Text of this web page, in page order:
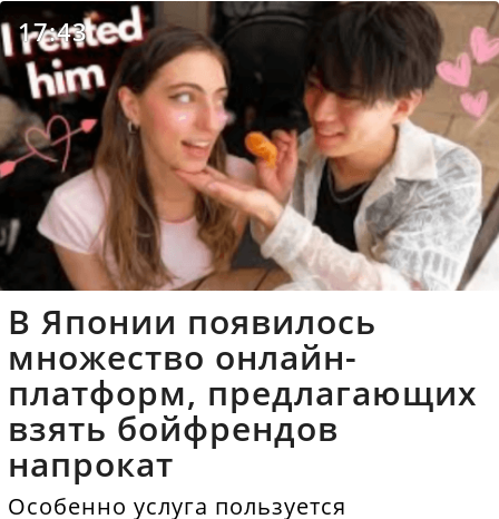
17:43
В Японии появилось
множество онлайн-
платформ, предлагающих
взять бойфрендов
напрокат
Особенно услуга пользуется